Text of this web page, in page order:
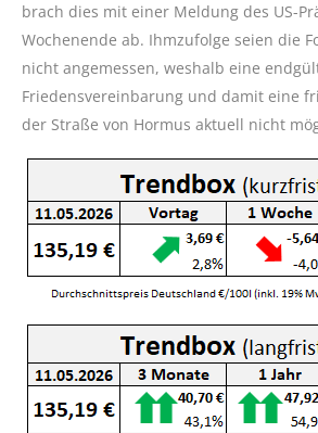
brach dies mit einer Meldung des US-
Wochenende ab. Ihmzufolge seien die
nicht angemessen, weshalb eine
Friedensvereinbarung und damit eine
der Straße von Hormus aktuell nicht